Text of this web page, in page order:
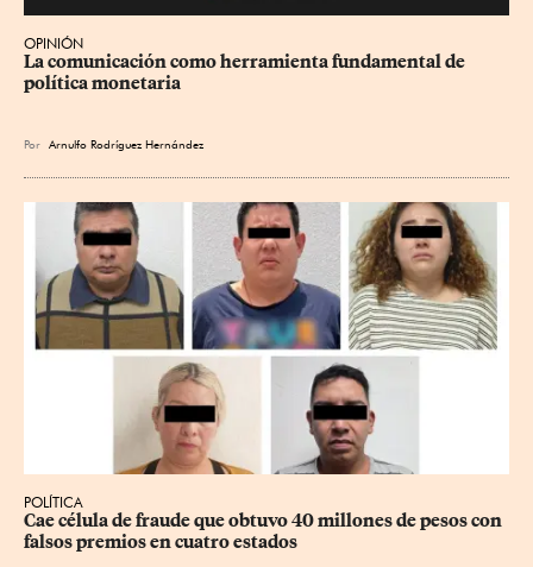
OPINIÓN
La comunicación como herramienta fundamental de
política monetaria
Por Arnulfo Rodríguez Hernández
POLÍTICA
Cae célula de fraude que obtuvo 40 millones de pesos con
falsos premios en cuatro estados